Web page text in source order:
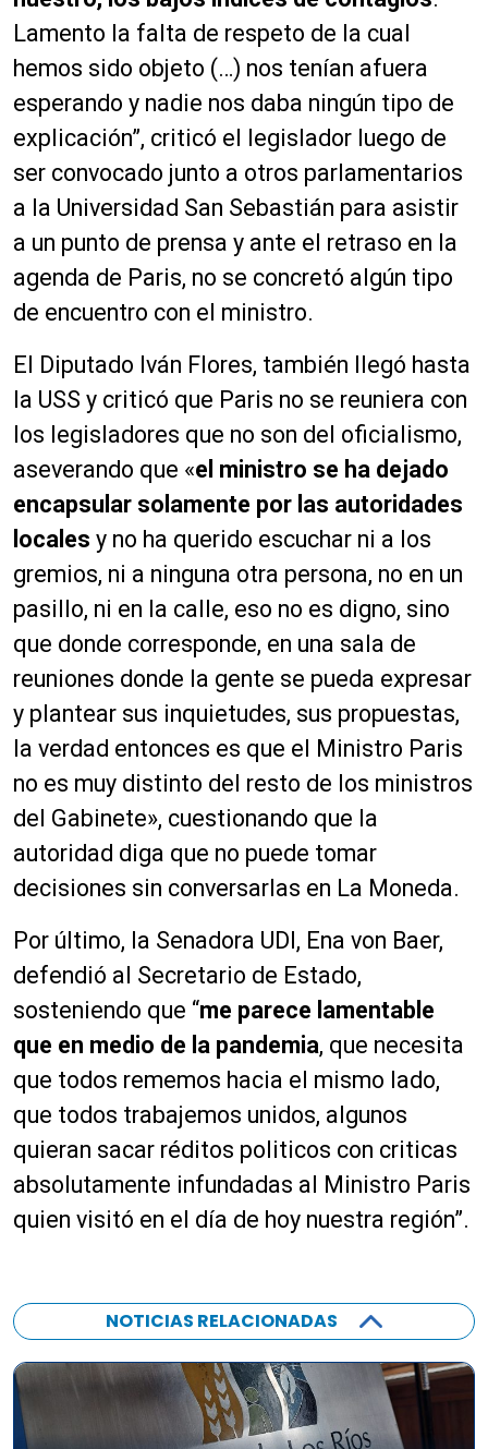
Lamento la falta de respeto de la cual
hemos sido objeto (…) nos tenían afuera
esperando y nadie nos daba ningún tipo de
explicación”, criticó el legislador luego de
ser convocado junto a otros parlamentarios
a la Universidad San Sebastián para asistir
a un punto de prensa y ante el retraso en la
agenda de Paris, no se concretó algún tipo
de encuentro con el ministro.
El Diputado Iván Flores, también llegó hasta
la USS y criticó que Paris no se reuniera con
los legisladores que no son del oficialismo,
aseverando que «el ministro se ha dejado
encapsular solamente por las autoridades
locales y no ha querido escuchar ni a los
gremios, ni a ninguna otra persona, no en un
pasillo, ni en la calle, eso no es digno, sino
que donde corresponde, en una sala de
reuniones donde la gente se pueda expresar
y plantear sus inquietudes, sus propuestas,
la verdad entonces es que el Ministro Paris
no es muy distinto del resto de los ministros
del Gabinete», cuestionando que la
autoridad diga que no puede tomar
decisiones sin conversarlas en La Moneda.
Por último, la Senadora UDI, Ena von Baer,
defendió al Secretario de Estado,
sosteniendo que “me parece lamentable
que en medio de la pandemia, que necesita
que todos rememos hacia el mismo lado,
que todos trabajemos unidos, algunos
quieran sacar réditos politicos con criticas
absolutamente infundadas al Ministro Paris
quien visitó en el día de hoy nuestra región”.
NOTICIAS RELACIONADAS